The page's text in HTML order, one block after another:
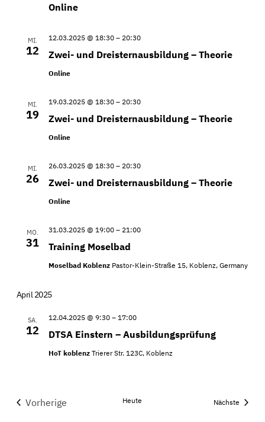
Online
MI.
12 Zwei- und Dreisternausbildung – Theorie
12.03.2025 @ 18:30– 20:30
Online
MI.
19 Zwei- und Dreisternausbildung – Theorie
19.03.2025 @ 18:30– 20:30
Online
MI.
26 Zwei- und Dreisternausbildung – Theorie
26.03.2025 @ 18:30– 20:30
Online
MO.
31 Training Moselbad
31.03.2025 @ 19:00– 21:00
Moselbad Koblenz Pastor-Klein-Straße 15, Koblenz, Germany
April 2025
SA.
12 DTSA Einstern – Ausbildungsprüfung
12.04.2025 @ 9:30– 17:00
HoT koblenz Trierer Str. 123C, Koblenz
Vorherige
Heute Nächste